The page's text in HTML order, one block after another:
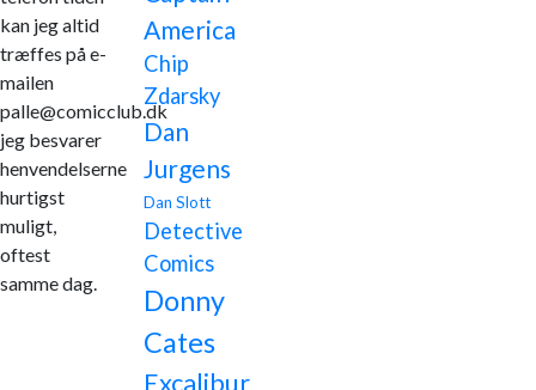
kan jeg altid
træffes på e-
mailen
palle@comicclub.dk
jeg besvarer
henvendelserne
hurtigst
muligt,
oftest
samme dag.
America
Chip
Zdarsky
Dan
Jurgens
Dan Slott
Detective
Comics
Donny
Cates
Excalibur